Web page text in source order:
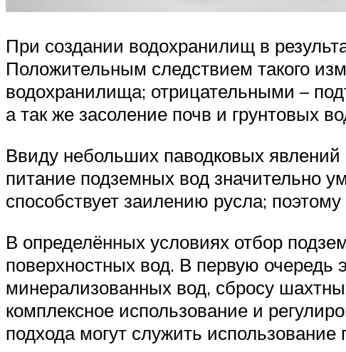
При создании водохранилищ в
Положительным следствием такого
водохранилища; отрицательными –
а так же засоление почв и грунтовых
Ввиду небольших паводковых явлений
питание подземных вод значительно
способствует заилению русла;
В определённых условиях отбор
поверхностных вод. В первую очередь
минерализованных вод, сбросу
комплексное использование и
подхода могут служить